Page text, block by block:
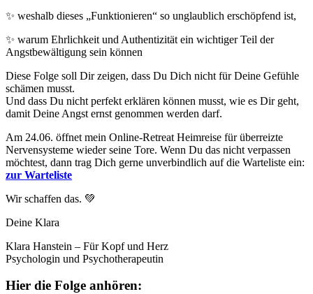
✨ weshalb dieses „Funktionieren“ so unglaublich erschöpfend ist,
✨ warum Ehrlichkeit und Authentizität ein wichtiger Teil der
Angstbewältigung sein können
Diese Folge soll Dir zeigen, dass Du Dich nicht für Deine Gefühle
schämen musst.
Und dass Du nicht perfekt erklären können musst, wie es Dir geht,
damit Deine Angst ernst genommen werden darf.
Am 24.06. öffnet mein Online-Retreat Heimreise für überreizte
Nervensysteme wieder seine Tore. Wenn Du das nicht verpassen
möchtest, dann trag Dich gerne unverbindlich auf die Warteliste ein:
zur Warteliste
Wir schaffen das. 💚
Deine Klara
Klara Hanstein – Für Kopf und Herz
Psychologin und Psychotherapeutin
Hier die Folge anhören: